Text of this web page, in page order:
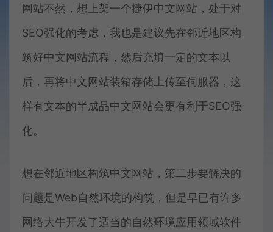
网站不然，想上架一个捷伊中文网站，处于对
SEO强化的考虑，我也是建议先在邻近地区构
筑好中文网站流程，然后充填一定的文本以
后，再将中文网站装箱存储上传至伺服器，这
样有文本的半成品中文网站会更有利于SEO强
化。
想在邻近地区构筑中文网站，第二步要解决的
问题是Web自然环境的构筑，但是早已有许多
网络大牛开发了适当的自然环境应用领域软件